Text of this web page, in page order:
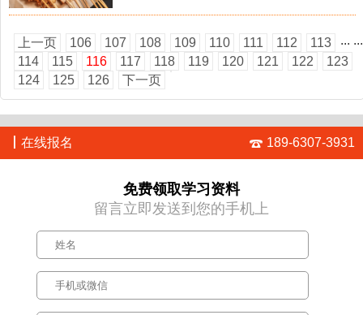
上一页 ...
106 107 108 109 110 111 112
113
114
115 116 117 118 119 120 121 122
123
124
125 126
...
下一页
在线报名 189-6307-3931
免费领取学习资料
留言立即发送到您的手机上